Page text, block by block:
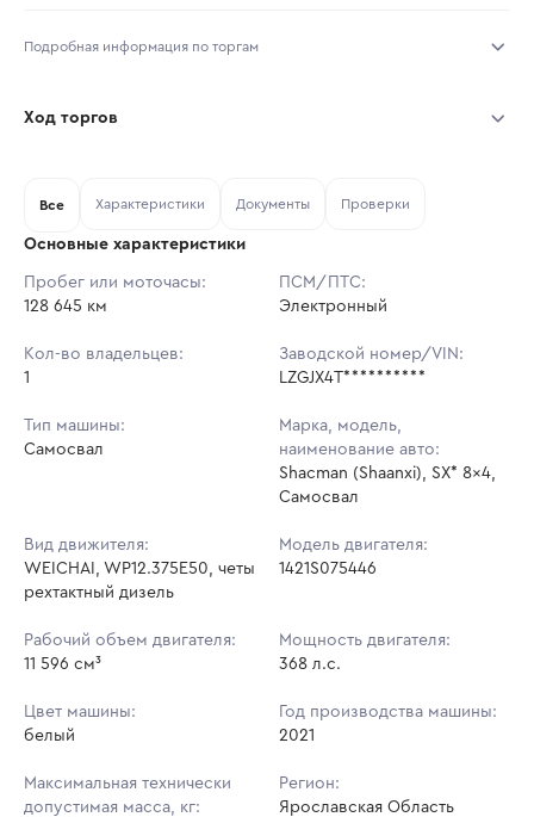
Подробная информация по торгам
Тип аукциона: Открытые торги
Шаг торгов: 22 554 ₽
Кол-во ставок:
Ход торгов
Ставок не найдено
в аукционах
Все Характеристики Документы Проверки
Основные характеристики
Пробег или моточасы:
128 645 км
ПСМ/ПТС:
Электронный
Кол-во владельцев:
1
Заводской номер/VIN:
LZGJX4T**********
Тип машины:
Самосвал
Марка, модель,
наименование авто:
Shacman (Shaanxi), SX* 8x4,
Самосвал
Вид движителя:
WEICHAI, WP12.375E50, четы
рехтактный дизель
Модель двигателя:
1421S075446
Рабочий объем двигателя:
11 596 см³
Мощность двигателя:
368 л.с.
Цвет машины:
белый
Год производства машины:
2021
Максимальная технически
допустимая масса, кг:
Регион:
Ярославская Область